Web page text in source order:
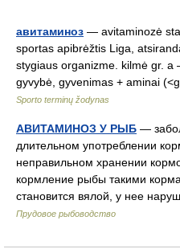
авитаминоз — avitaminozė
sportas apibrėžtis Liga,
stygiaus organizme. kilmė gr. a
gyvybė, gyvenimas + aminai
Sporto terminų žodynas
АВИТАМИНОЗ У РЫБ —
длительном употреблении
неправильном хранении
кормление рыбы такими
становится вялой, у нее
Прудовое рыбоводство